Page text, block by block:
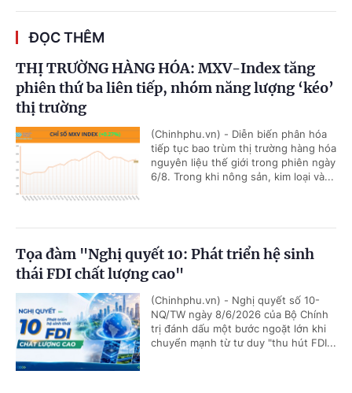
ĐỌC THÊM
THỊ TRƯỜNG HÀNG HÓA: MXV-Index tăng
phiên thứ ba liên tiếp, nhóm năng lượng ‘kéo’
thị trường
(Chinhphu.vn) - Diễn biến phân hóa
tiếp tục bao trùm thị trường hàng hóa
nguyên liệu thế giới trong phiên ngày
6/8. Trong khi nông sản, kim loại và...
Tọa đàm "Nghị quyết 10: Phát triển hệ sinh
thái FDI chất lượng cao"
(Chinhphu.vn) - Nghị quyết số 10-
NQ/TW ngày 8/6/2026 của Bộ Chính
trị đánh dấu một bước ngoặt lớn khi
chuyển mạnh từ tư duy "thu hút FDI...